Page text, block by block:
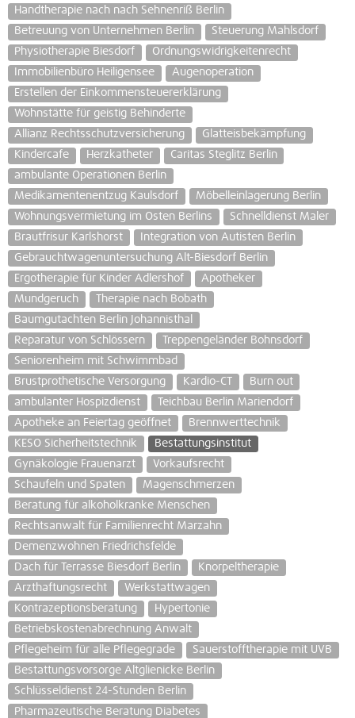
Handtherapie nach nach Sehnenriß Berlin
Betreuung von Unternehmen Berlin
Steuerung Mahlsdorf
Physiotherapie Biesdorf
Ordnungswidrigkeitenrecht
Immobilienbüro Heiligensee
Augenoperation
Erstellen der Einkommensteuererklärung
Wohnstätte für geistig Behinderte
Allianz Rechtsschutzversicherung
Glatteisbekämpfung
Kindercafe
Herzkatheter
Caritas Steglitz Berlin
ambulante Operationen Berlin
Medikamentenentzug Kaulsdorf
Möbelleinlagerung Berlin
Wohnungsvermietung im Osten Berlins
Schnelldienst Maler
Brautfrisur Karlshorst
Integration von Autisten Berlin
Gebrauchtwagenuntersuchung Alt-Biesdorf Berlin
Ergotherapie für Kinder Adlershof
Apotheker
Mundgeruch
Therapie nach Bobath
Baumgutachten Berlin Johannisthal
Reparatur von Schlössern
Treppengeländer Bohnsdorf
Seniorenheim mit Schwimmbad
Brustprothetische Versorgung
Kardio-CT
Burn out
ambulanter Hospizdienst
Teichbau Berlin Mariendorf
Apotheke an Feiertag geöffnet
Brennwerttechnik
KESO Sicherheitstechnik
Bestattungsinstitut
Gynäkologie Frauenarzt
Vorkaufsrecht
Schaufeln und Spaten
Magenschmerzen
Beratung für alkoholkranke Menschen
Rechtsanwalt für Familienrecht Marzahn
Demenzwohnen Friedrichsfelde
Dach für Terrasse Biesdorf Berlin
Knorpeltherapie
Arzthaftungsrecht
Werkstattwagen
Kontrazeptionsberatung
Hypertonie
Betriebskostenabrechnung Anwalt
Pflegeheim für alle Pflegegrade
Sauerstofftherapie mit UVB
Bestattungsvorsorge Altglienicke Berlin
Schlüsseldienst 24-Stunden Berlin
Pharmazeutische Beratung Diabetes